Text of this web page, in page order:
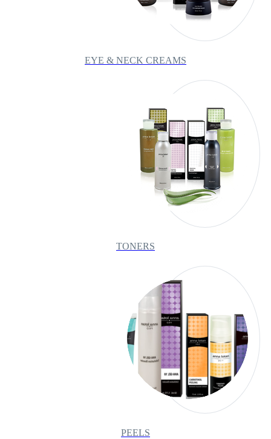
EYE & NECK CREAMS
TONERS
PEELS